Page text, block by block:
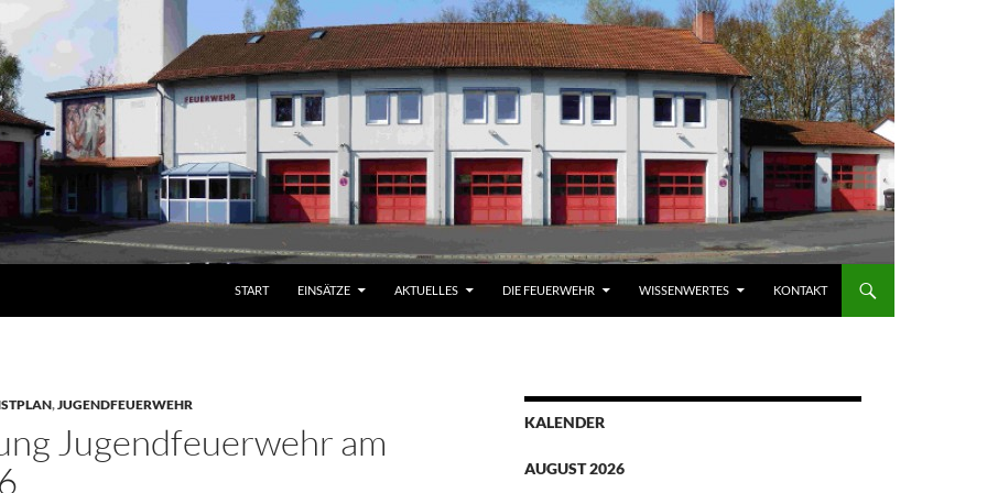
START EINSÄTZE AKTUELLES DIE FEUERWEHR WISSENWERTES KONTAKT
,JUGENDFEUERWEHR
Jugendfeuerwehr am
KALENDER
AUGUST 2026